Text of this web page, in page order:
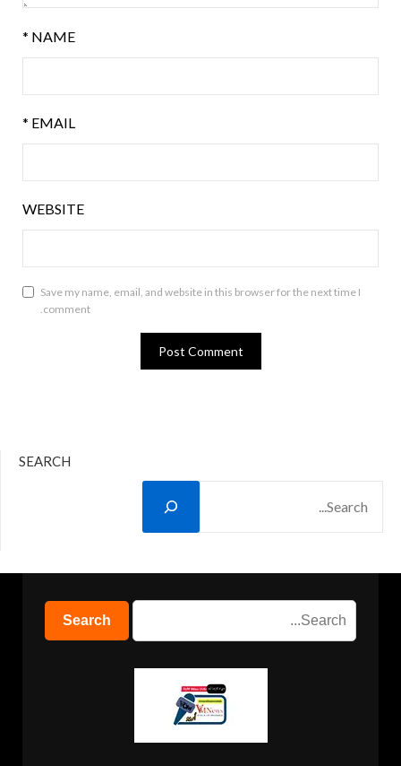
NAME
*
EMAIL
*
WEBSITE
Save my name, email, and website in this browser for the next time I
comment.
SEARCH